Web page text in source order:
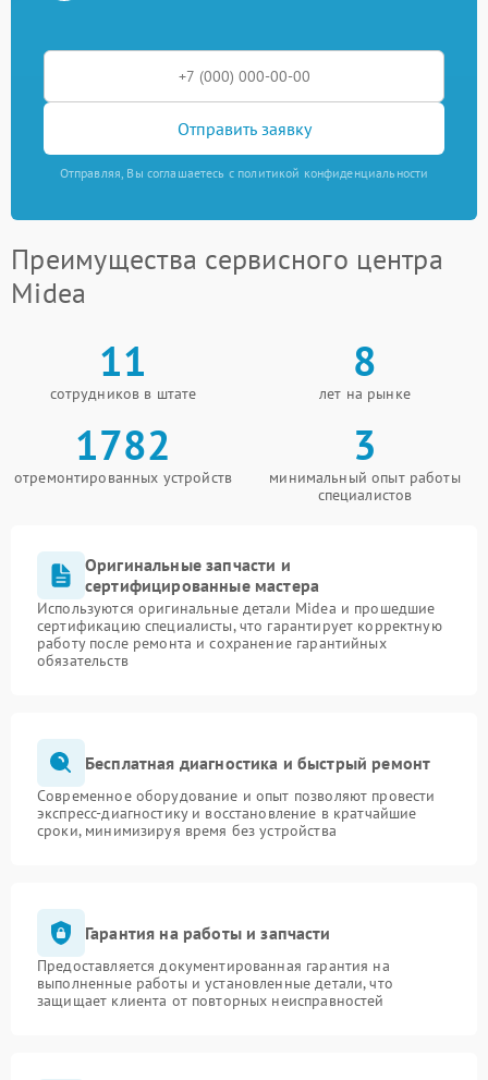
Отправить заявку
Отправляя, Вы соглашаетесь с политикой конфиденциальности
Преимущества сервисного центра
Midea
11
сотрудников в штате
8
лет на рынке
1782
отремонтированных устройств
3
минимальный опыт работы
специалистов
Оригинальные запчасти и
сертифицированные мастера
Используются оригинальные детали Midea и прошедшие
сертификацию специалисты, что гарантирует корректную
работу после ремонта и сохранение гарантийных
обязательств
Бесплатная диагностика и быстрый ремонт
Современное оборудование и опыт позволяют провести
экспресс-диагностику и восстановление в кратчайшие
сроки, минимизируя время без устройства
Гарантия на работы и запчасти
Предоставляется документированная гарантия на
выполненные работы и установленные детали, что
защищает клиента от повторных неисправностей